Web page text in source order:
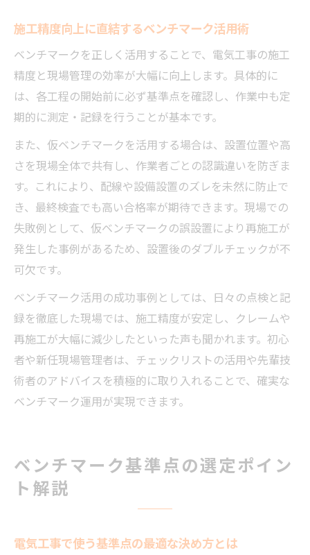
施工精度向上に直結するベンチマーク活用術
ベンチマークを正しく活用することで、電気工事の施工
精度と現場管理の効率が大幅に向上します。具体的に
は、各工程の開始前に必ず基準点を確認し、作業中も定
期的に測定・記録を行うことが基本です。
また、仮ベンチマークを活用する場合は、設置位置や高
さを現場全体で共有し、作業者ごとの認識違いを防ぎま
す。これにより、配線や設備設置のズレを未然に防止で
き、最終検査でも高い合格率が期待できます。現場での
失敗例として、仮ベンチマークの誤設置により再施工が
発生した事例があるため、設置後のダブルチェックが不
可欠です。
ベンチマーク活用の成功事例としては、日々の点検と記
録を徹底した現場では、施工精度が安定し、クレームや
再施工が大幅に減少したといった声も聞かれます。初心
者や新任現場管理者は、チェックリストの活用や先輩技
術者のアドバイスを積極的に取り入れることで、確実な
ベンチマーク運用が実現できます。
ベンチマーク基準点の選定ポイン
ト解説
電気工事で使う基準点の最適な決め方とは